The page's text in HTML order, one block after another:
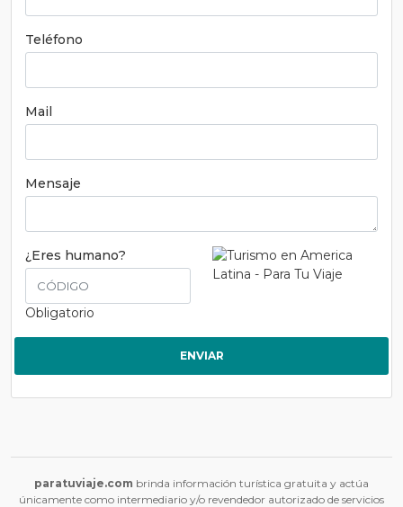
Teléfono
Mail
Mensaje
¿Eres humano?
Obligatorio
ENVIAR
paratuviaje.com brinda información turística gratuita y actúa
únicamente como intermediario y/o revendedor autorizado de servicios